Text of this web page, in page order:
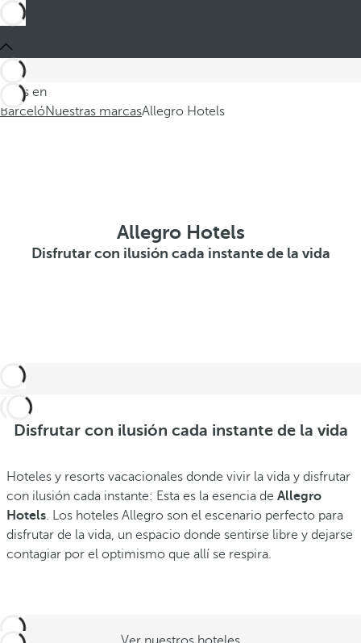
Estás en
BarcelóNuestras marcasAllegro Hotels
Allegro Hotels
Disfrutar con ilusión cada instante de la vida
Disfrutar con ilusión cada instante de la vida
Hoteles y resorts vacacionales donde vivir la vida y disfrutar
con ilusión cada instante: Esta es la esencia de Allegro
Hotels. Los hoteles Allegro son el escenario perfecto para
disfrutar de la vida, un espacio donde sentirse libre y dejarse
contagiar por el optimismo que allí se respira.